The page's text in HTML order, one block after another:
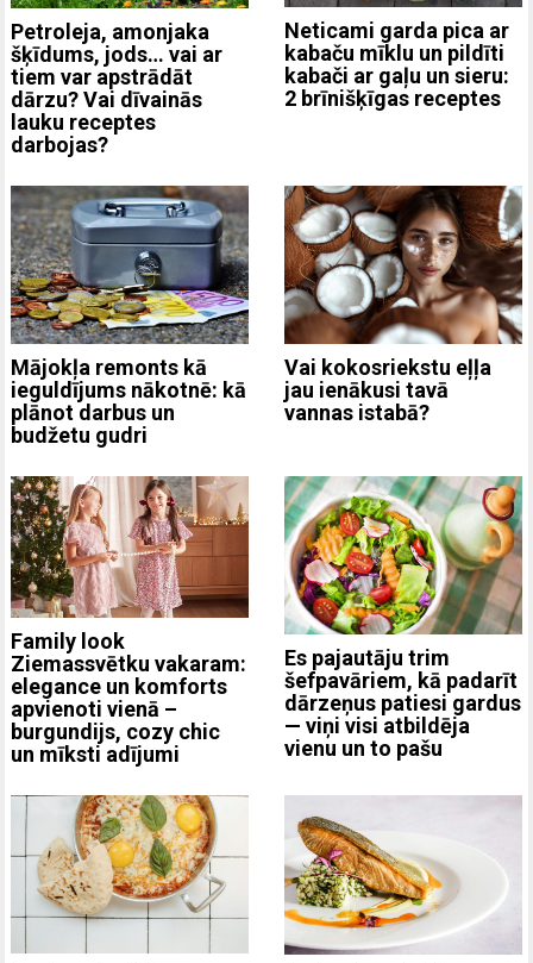
Petroleja, amonjaka
šķīdums, jods… vai ar
tiem var apstrādāt
dārzu? Vai dīvainās
lauku receptes
darbojas?
Neticami garda pica ar
kabaču mīklu un pildīti
kabači ar gaļu un sieru:
2 brīnišķīgas receptes
Mājokļa remonts kā
ieguldījums nākotnē: kā
plānot darbus un
budžetu gudri
Vai kokosriekstu eļļa
jau ienākusi tavā
vannas istabā?
Family look
Ziemassvētku vakaram:
elegance un komforts
apvienoti vienā –
burgundijs, cozy chic
un mīksti adījumi
Es pajautāju trim
šefpavāriem, kā padarīt
dārzeņus patiesi gardus
— viņi visi atbildēja
vienu un to pašu